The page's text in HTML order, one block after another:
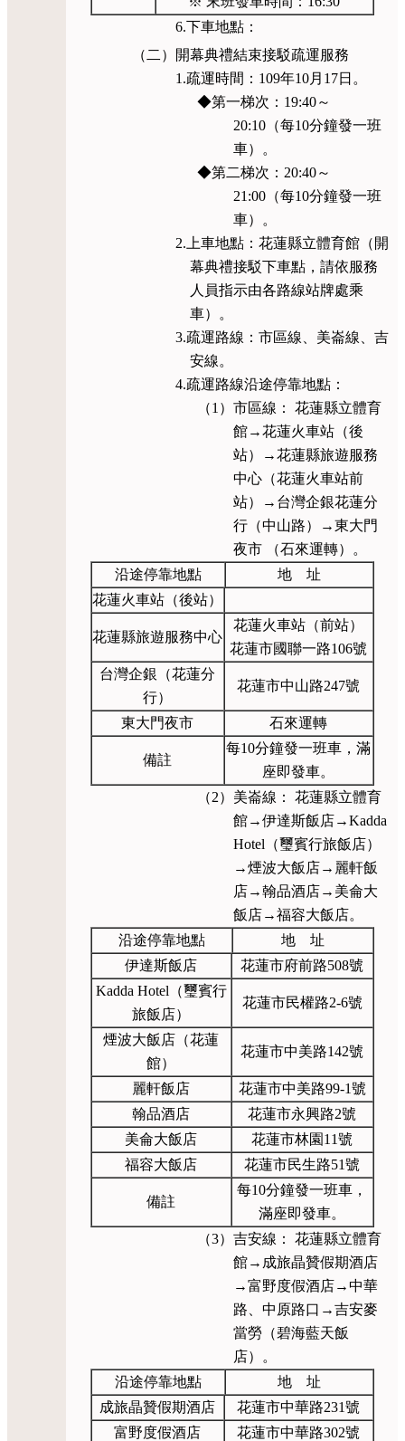
6.下車地點：
（二）開幕典禮結束接駁疏運服務
1.疏運時間：109年10月17日。
◆第一梯次：19:40～
20:10（每10分鐘發一班
車）。
◆第二梯次：20:40～
21:00（每10分鐘發一班
車）。
2.上車地點：花蓮縣立體育館（開
幕典禮接駁下車點，請依服務
人員指示由各路線站牌處乘
車）。
3.疏運路線：市區線、美崙線、吉
安線。
4.疏運路線沿途停靠地點：
（1）市區線： 花蓮縣立體育
館→花蓮火車站（後
站）→花蓮縣旅遊服務
中心（花蓮火車站前
站）→台灣企銀花蓮分
行（中山路）→東大門
夜市 （石來運轉）。
沿途停靠地點
地 址
花蓮火車站（後站）
花蓮縣旅遊服務中心
花蓮火車站（前站）
花蓮市國聯一路106號
台灣企銀（花蓮分
行）
花蓮市中山路247號
東大門夜市 石來運轉
備註
每10分鐘發一班車，滿
座即發車。
（2）美崙線： 花蓮縣立體育
館→伊達斯飯店→Kadda
Hotel（璽賓行旅飯店）
→煙波大飯店→麗軒飯
店→翰品酒店→美侖大
飯店→福容大飯店。
沿途停靠地點
地 址
伊達斯飯店
花蓮市府前路508號
Kadda Hotel（璽賓行
旅飯店）
花蓮市民權路2-6號
煙波大飯店（花蓮
館）
花蓮市中美路142號
麗軒飯店
花蓮市中美路99-1號
翰品酒店
花蓮市永興路2號
美侖大飯店
花蓮市林園11號
福容大飯店
花蓮市民生路51號
備註
每10分鐘發一班車，
滿座即發車。
（3）吉安線： 花蓮縣立體育
館→成旅晶贊假期酒店
→富野度假酒店→中華
路、中原路口→吉安麥
當勞（碧海藍天飯
店）。
沿途停靠地點
地 址
成旅晶贊假期酒店
花蓮市中華路231號
富野度假酒店
花蓮市中華路302號